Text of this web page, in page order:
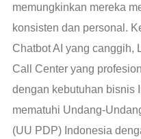
memungkinkan mereka
konsisten dan personal.
Chatbot AI yang canggih,
Call Center yang
dengan kebutuhan bisnis
mematuhi Undang-
(UU PDP) Indonesia